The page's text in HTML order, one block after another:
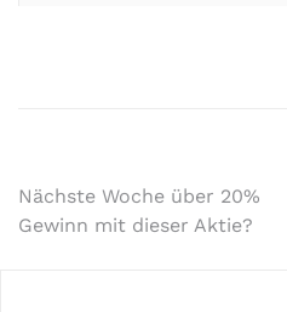
Nächste Woche über 20%
Gewinn mit dieser Aktie?